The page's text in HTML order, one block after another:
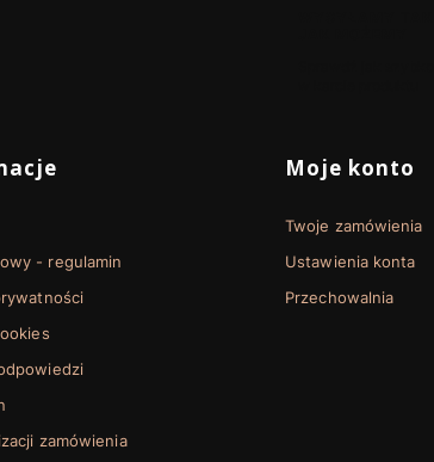
- regulamin
zamówienia
Moje konto
Twoje zamówienia
Ustawienia konta
Przechowalnia